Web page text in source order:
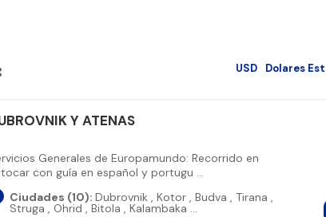
USD Dolares
Y ATENAS
Generales de Europamundo: Recorrido en
con guía en español y portugu ...
Ciudades (10): Dubrovnik , Kotor , Budva , Tirana ,
Struga , Ohrid , Bitola , Kalambaka ...